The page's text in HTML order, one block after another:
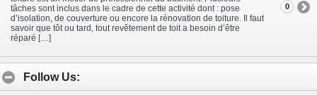
tâches sont inclus dans le cadre de cette activité dont : pose
d’isolation, de couverture ou encore la rénovation de toiture. Il faut
savoir que tôt ou tard, tout revêtement de toit a besoin d’être
réparé […]
0
Follow Us: